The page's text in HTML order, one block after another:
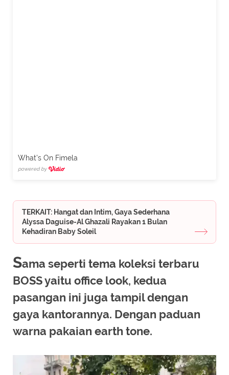
What's On Fimela
powered by
TERKAIT: Hangat dan Intim, Gaya Sederhana
Alyssa Daguise-Al Ghazali Rayakan 1 Bulan
Kehadiran Baby Soleil
Sama seperti tema koleksi terbaru
BOSS yaitu office look, kedua
pasangan ini juga tampil dengan
gaya kantorannya. Dengan paduan
warna pakaian earth tone.